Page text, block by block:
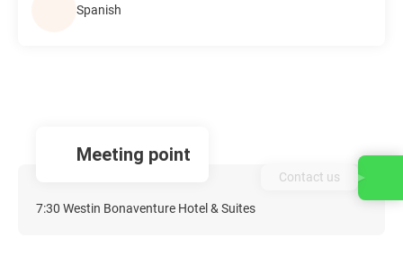
Spanish
Meeting point
7:30 Westin Bonaventure Hotel & Suites
Contact us